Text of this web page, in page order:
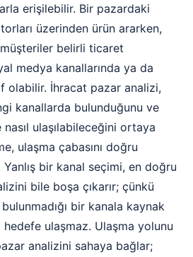
erişilebilir. Bir pazardaki
üzerinden ürün ararken,
belirli ticaret
medya kanallarında ya da
olabilir. İhracat pazar analizi,
kanallarda bulunduğunu ve
ulaşılabileceğini ortaya
ulaşma çabasını doğru
bir kanal seçimi, en doğru
bile boşa çıkarır; çünkü
bir kanala kaynak
hedefe ulaşmaz. Ulaşma yolunu
analizini sahaya bağlar;